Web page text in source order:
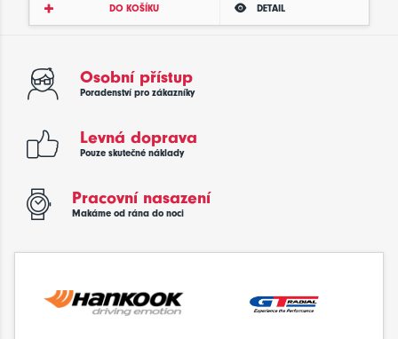
DO KOŠÍKU DETAIL
Osobní přístup
Poradenství pro zákazníky
Levná doprava
Pouze skutečné náklady
Pracovní nasazení
Makáme od rána do noci